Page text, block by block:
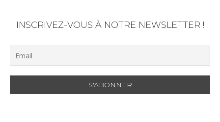
INSCRIVEZ-VOUS À NOTRE NEWSLETTER !